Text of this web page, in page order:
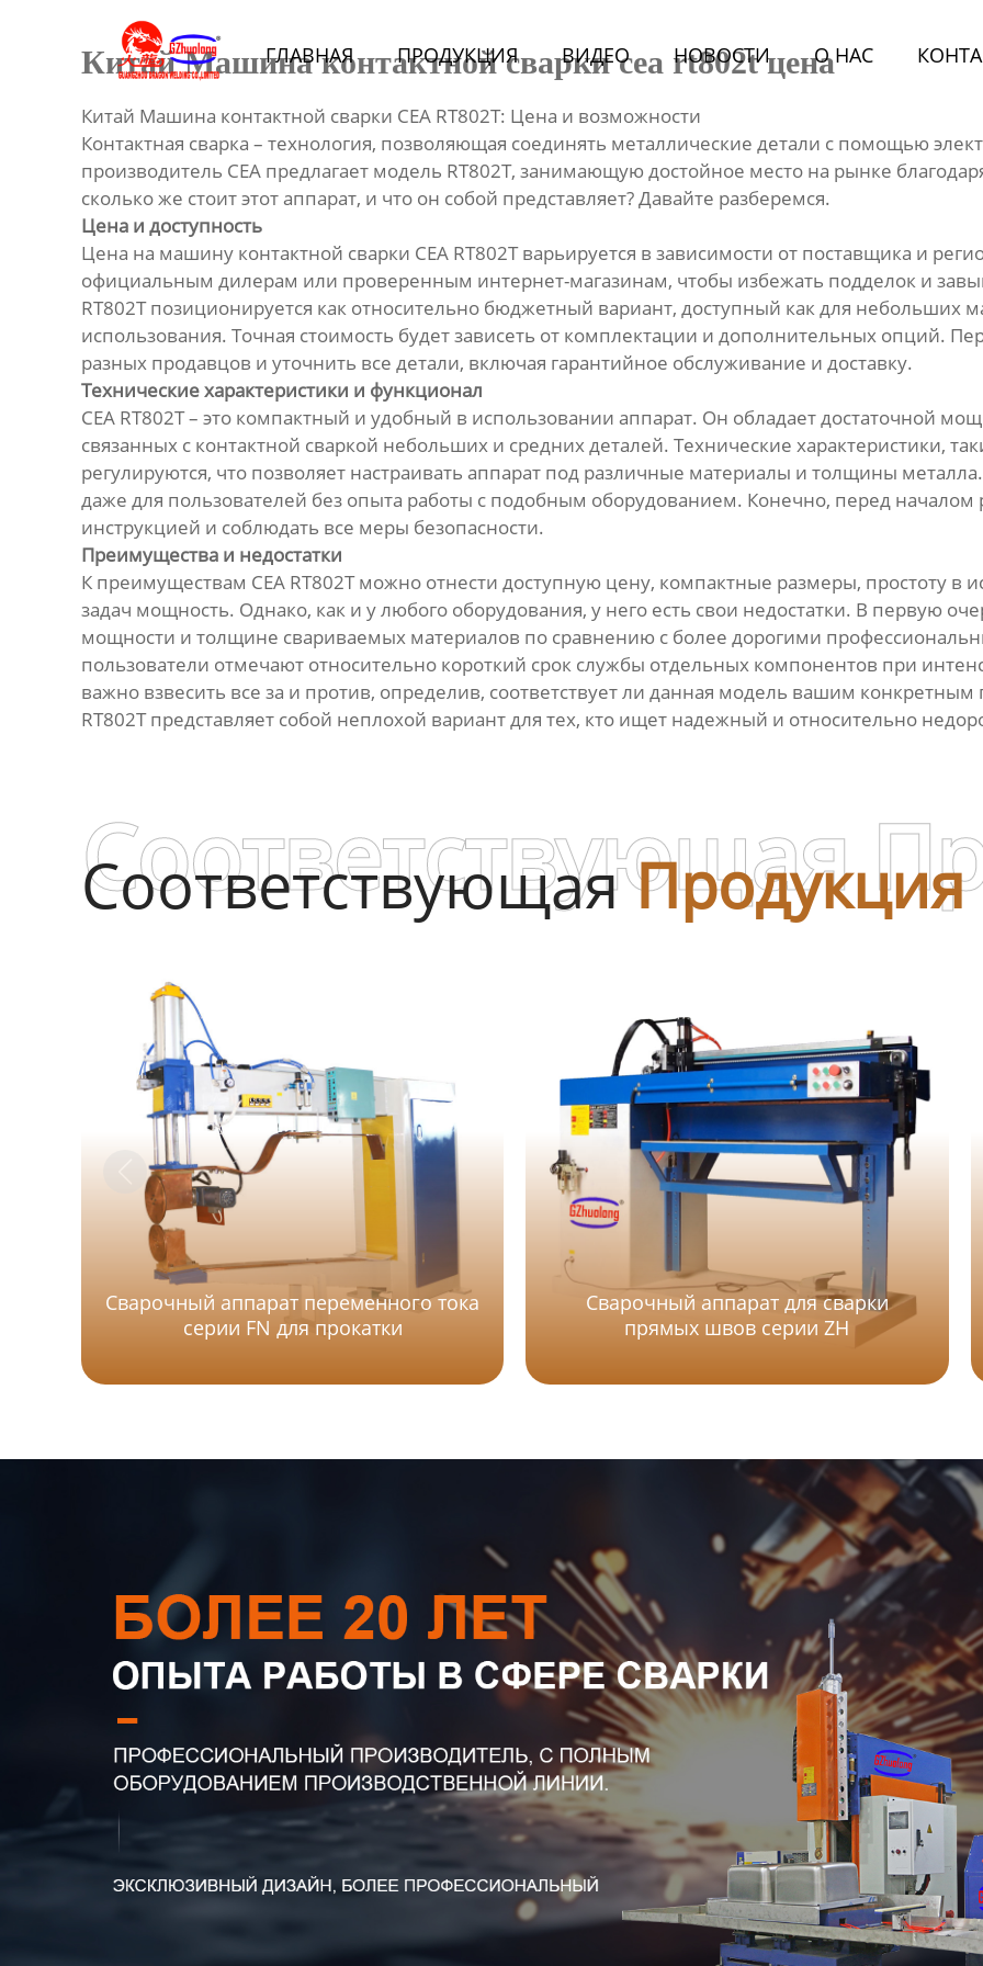
ГЛАВНАЯ ПРОДУКЦИЯ BИДЕО НОВОСТИ О HАС
Новости
Контакты
Китай Машина контактной сварки cea rt802t цена
Китай Машина контактной сварки CEA RT802T: Цена и возможности
Контактная сварка – технология, позволяющая соединять металлические детали с помощью
производитель CEA предлагает модель RT802T, занимающую достойное место на рынке
сколько же стоит этот аппарат, и что он собой представляет? Давайте разберемся.
Цена и доступность
Цена на машину контактной сварки CEA RT802T варьируется в зависимости от поставщика и
официальным дилерам или проверенным интернет-магазинам, чтобы избежать подделок и
RT802T позиционируется как относительно бюджетный вариант, доступный как для небольших
использования. Точная стоимость будет зависеть от комплектации и дополнительных опций.
разных продавцов и уточнить все детали, включая гарантийное обслуживание и доставку.
Технические характеристики и функционал
CEA RT802T – это компактный и удобный в использовании аппарат. Он обладает достаточной
связанных с контактной сваркой небольших и средних деталей. Технические характеристики,
регулируются, что позволяет настраивать аппарат под различные материалы и толщины
даже для пользователей без опыта работы с подобным оборудованием. Конечно, перед началом
инструкцией и соблюдать все меры безопасности.
Преимущества и недостатки
К преимуществам CEA RT802T можно отнести доступную цену, компактные размеры, простоту в
задач мощность. Однако, как и у любого оборудования, у него есть свои недостатки. В первую
мощности и толщине свариваемых материалов по сравнению с более дорогими
пользователи отмечают относительно короткий срок службы отдельных компонентов при
важно взвесить все за и против, определив, соответствует ли данная модель вашим
RT802T представляет собой неплохой вариант для тех, кто ищет надежный и относительно
СоответствующаяПродукция
Соответствующая
Сварочный аппарат переменного тока
серии FN для прокатки
Сварочный аппарат для сварки
прямых швов серии ZH